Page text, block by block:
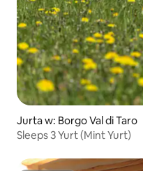
Jurta w: Borgo Val di Taro
Sleeps 3 Yurt (Mint Yurt)